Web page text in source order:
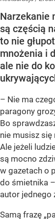
Narzekanie
są częścią
to nie
mnożenia i
ale nie do
– Nie ma
paragony
Bo
nie musisz się
Ale jeżeli
są mocno
w gazetach o
do śmietnika
autor jednego
Samą frazę